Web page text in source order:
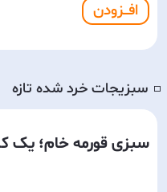
افـــزودن
◽️ سبزیجات خرد شده تازه
سبزی قورمه خام؛ یک